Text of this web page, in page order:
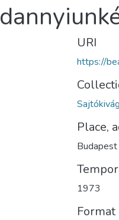
URI
https://
Place,
Budapest
1973
Format